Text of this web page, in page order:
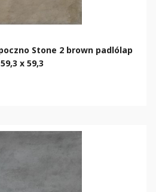
Stone 2 brown padlólap
59,3 x 59,3